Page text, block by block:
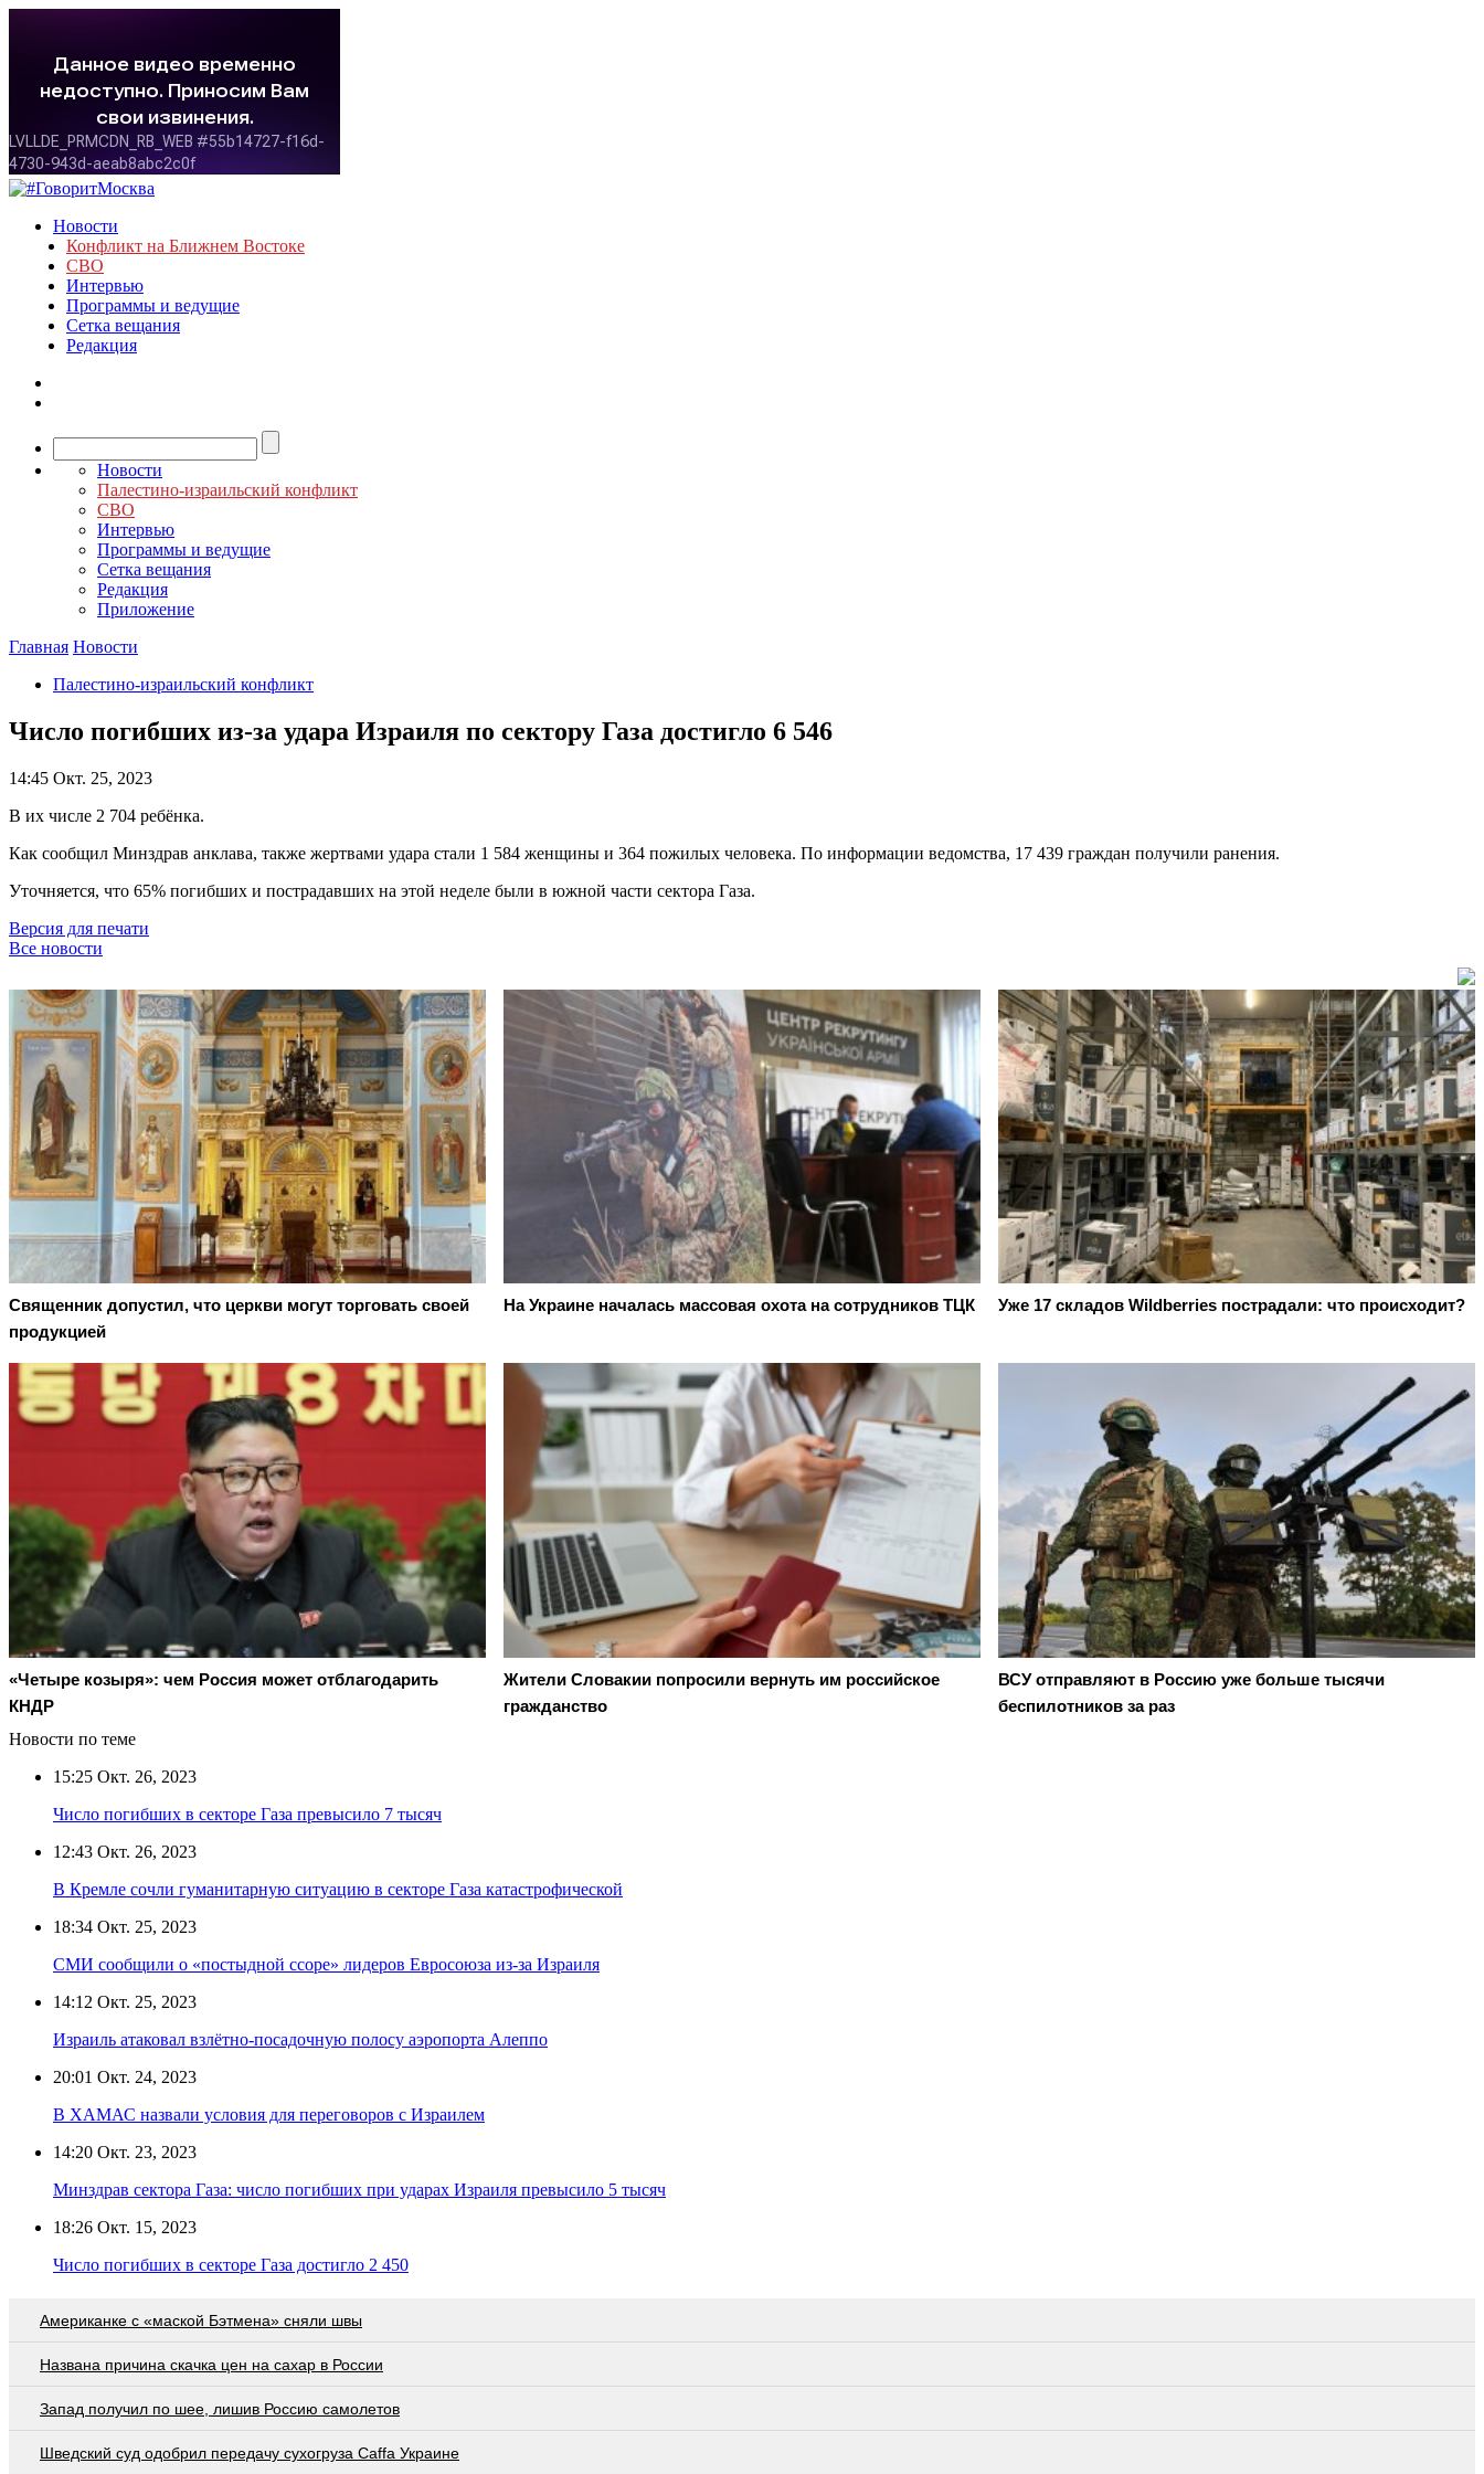
Новости
Конфликт на Ближнем Востоке
СВО
Интервью
Программы и ведущие
Сетка вещания
Редакция
Новости
Палестино-израильский конфликт
СВО
Интервью
Программы и ведущие
Сетка вещания
Редакция
Приложение
Главная Новости
Палестино-израильский конфликт
Число погибших из-за удара Израиля по сектору Газа достигло 6 546
14:45 Окт. 25, 2023
В их числе 2 704 ребёнка.
Как сообщил Минздрав анклава, также жертвами удара стали 1 584 женщины и 364 пожилых человека. По информации ведомства, 17 439 граждан получили ранения.
Уточняется, что 65% погибших и пострадавших на этой неделе были в южной части сектора Газа.
Версия для печати
Все новости
Священник допустил, что церкви могут торговать своей
продукцией
На Украине началась массовая охота на сотрудников ТЦК Уже 17 складов Wildberries пострадали: что происходит?
«Четыре козыря»: чем Россия может отблагодарить
КНДР
Жители Словакии попросили вернуть им российское
гражданство
ВСУ отправляют в Россию уже больше тысячи
беспилотников за раз
Новости по теме
15:25 Окт. 26, 2023
Число погибших в секторе Газа превысило 7 тысяч
12:43 Окт. 26, 2023
В Кремле сочли гуманитарную ситуацию в секторе Газа катастрофической
18:34 Окт. 25, 2023
СМИ сообщили о «постыдной ссоре» лидеров Евросоюза из-за Израиля
14:12 Окт. 25, 2023
Израиль атаковал взлётно-посадочную полосу аэропорта Алеппо
20:01 Окт. 24, 2023
В ХАМАС назвали условия для переговоров с Израилем
14:20 Окт. 23, 2023
Минздрав сектора Газа: число погибших при ударах Израиля превысило 5 тысяч
18:26 Окт. 15, 2023
Число погибших в секторе Газа достигло 2 450
Американке с «маской Бэтмена» сняли швы
Названа причина скачка цен на сахар в России
Запад получил по шее, лишив Россию самолетов
Шведский суд одобрил передачу сухогруза Caffa Украине